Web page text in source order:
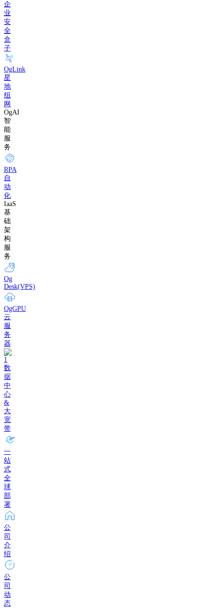
企
业
安
全
盒
子
OgLink
星
地
组
网
OgAI
智
能
服
务
RPA
自
动
化
IaaS
基
础
架
构
服
务
Og
Desk(VPS)
OgGPU
云
服
务
器
数
据
中
心
&
大
宽
带
一
站
式
全
球
部
署
公
司
介
绍
公
司
动
态